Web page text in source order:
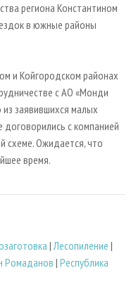
региона Константином
в южные районы
и Койгородском районах
с АО «Монди
заявившихся малых
с компанией
схеме. Ожидается, что
время.
|Лесопиление |
Ромаданов | Республика